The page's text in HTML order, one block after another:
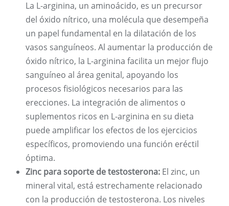
La L-arginina, un aminoácido, es un precursor
del óxido nítrico, una molécula que desempeña
un papel fundamental en la dilatación de los
vasos sanguíneos. Al aumentar la producción de
óxido nítrico, la L-arginina facilita un mejor flujo
sanguíneo al área genital, apoyando los
procesos fisiológicos necesarios para las
erecciones. La integración de alimentos o
suplementos ricos en L-arginina en su dieta
puede amplificar los efectos de los ejercicios
específicos, promoviendo una función eréctil
óptima.
Zinc para soporte de testosterona: El zinc, un
mineral vital, está estrechamente relacionado
con la producción de testosterona. Los niveles